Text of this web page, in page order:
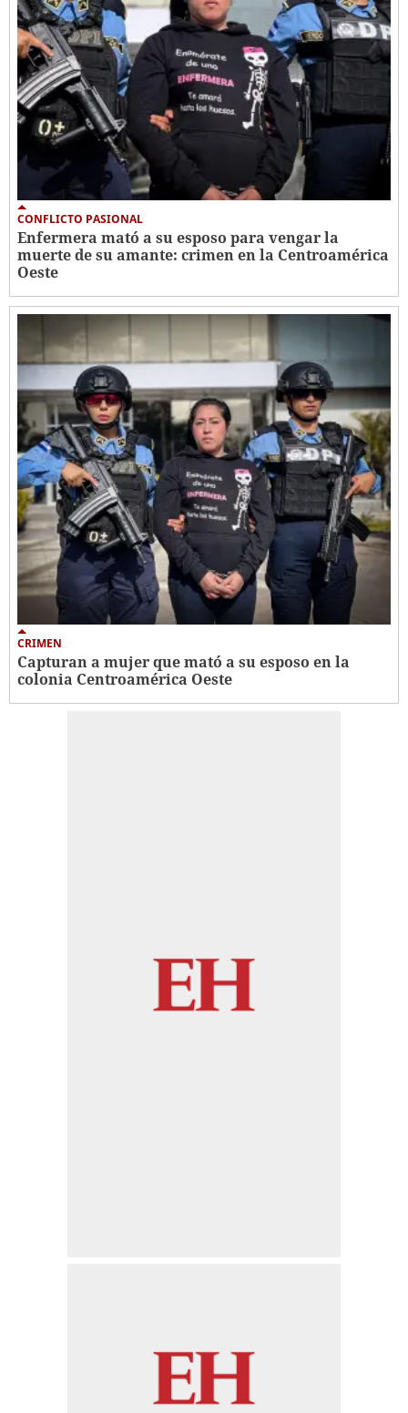
CONFLICTO PASIONAL
Enfermera mató a su esposo para vengar la
muerte de su amante: crimen en la Centroamérica
Oeste
CRIMEN
Capturan a mujer que mató a su esposo en la
colonia Centroamérica Oeste